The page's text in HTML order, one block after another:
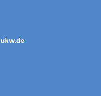
ukw.de